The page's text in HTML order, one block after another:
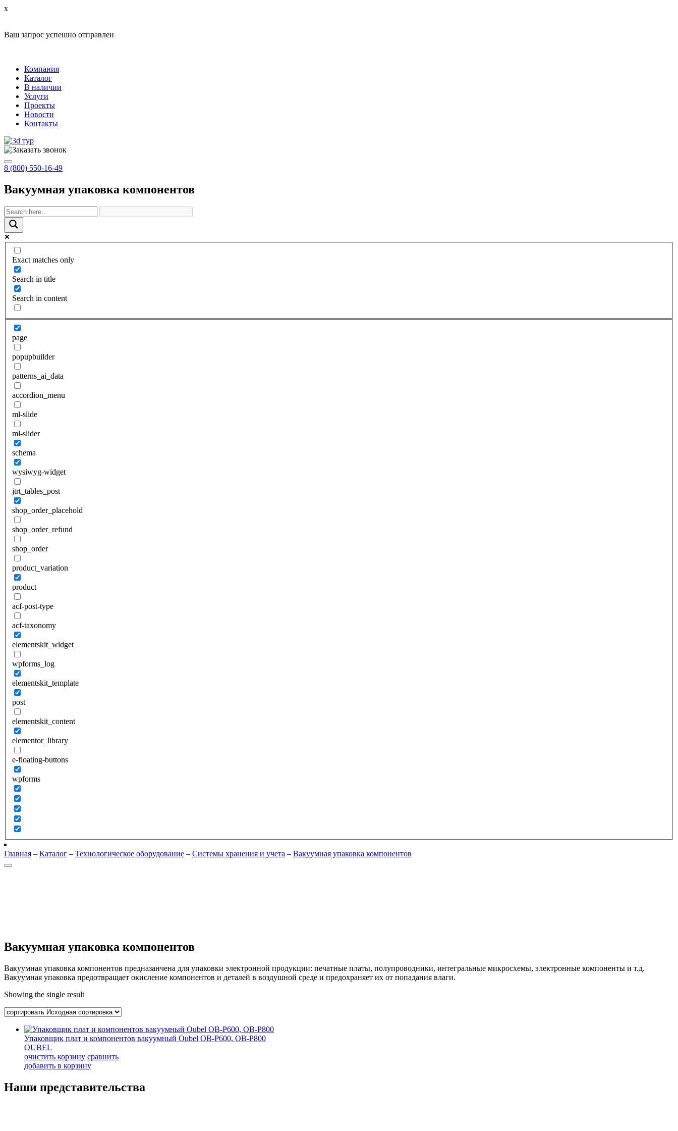
x
Ваш запрос успешно отправлен
Компания
Каталог
В наличии
Услуги
Проекты
Новости
Контакты
8 (800) 550-16-49
Вакуумная упаковка компонентов
Exact matches only
Search in title
Search in content
page
popupbuilder
patterns_ai_data
accordion_menu
ml-slide
ml-slider
schema
wysiwyg-widget
jtrt_tables_post
shop_order_placehold
shop_order_refund
shop_order
product_variation
product
acf-post-type
acf-taxonomy
elementskit_widget
wpforms_log
elementskit_template
post
elementskit_content
elementor_library
e-floating-buttons
wpforms
Главная – Каталог – Технологическое оборудование – Системы хранения и учета – Вакуумная упаковка компонентов
Вакуумная упаковка компонентов
Вакуумная упаковка компонентов предназанчена для упаковки электронной продукции: печатные платы, полупроводники, интегральные микросхемы, электронные компоненты и т.д.
Вакуумная упаковка предотвращает окисление компонентов и деталей в воздушной среде и предохраняет их от попадания влаги.
Showing the single result
Упаковщик плат и компонентов вакуумный Oubel OB-P600, OB-P800
OUBEL
очистить корзину сравнить
добавить в корзину
Наши представительства